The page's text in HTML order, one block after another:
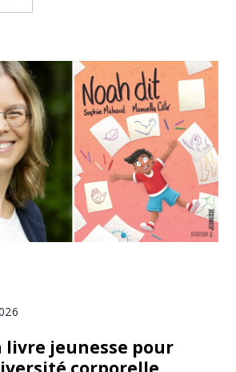
livre jeunesse pour